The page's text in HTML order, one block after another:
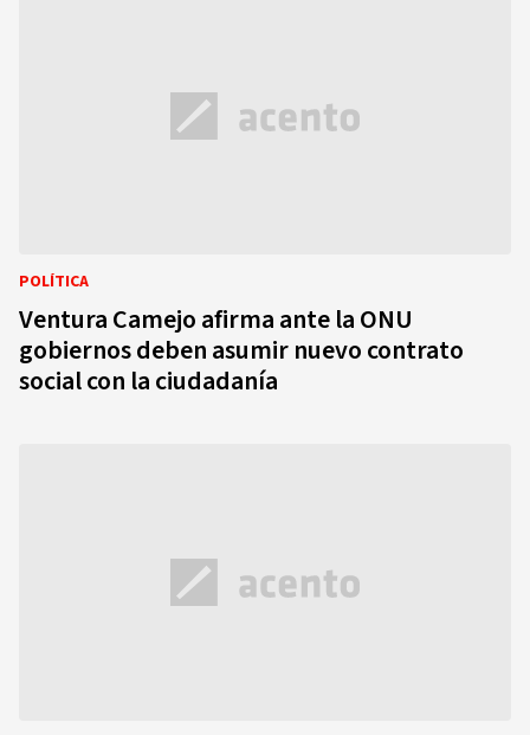
POLÍTICA
Ventura Camejo afirma ante la ONU
gobiernos deben asumir nuevo contrato
social con la ciudadanía